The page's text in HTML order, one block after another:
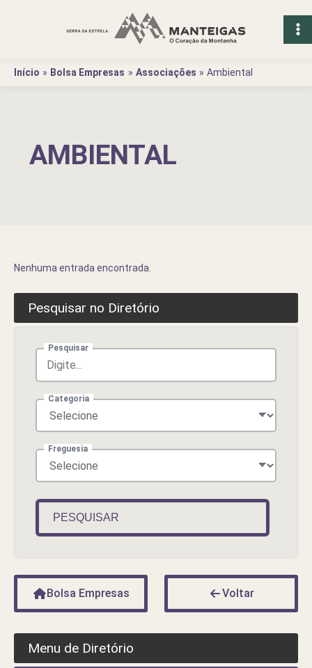
Início
Bolsa Empresas Associações Ambiental
AMBIENTAL
Nenhuma entrada encontrada.
Pesquisar no Diretório
Pesquisar
Categoria
Freguesia
PESQUISAR
Bolsa Empresas Voltar
Menu de Diretório